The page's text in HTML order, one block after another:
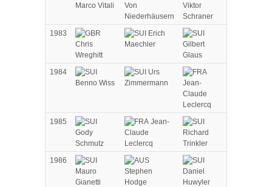
Marco Vitali
Von
Niederhäusern
Viktor
Schraner
1983
Chris
Wreghitt
Erich
Maechler
Gilbert
Glaus
1984
Benno Wiss
Urs
Zimmermann
Jean-
Claude
Leclercq
1985
Gody
Schmutz
Jean-
Claude
Leclercq
Richard
Trinkler
1986
Mauro
Gianetti
Stephen
Hodge
Daniel
Huwyler